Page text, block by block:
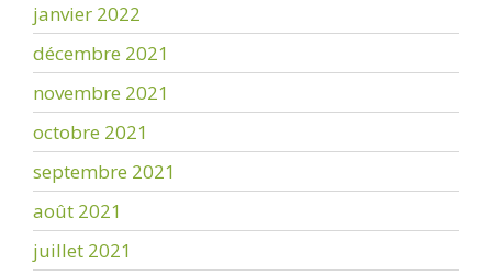
janvier 2022
décembre 2021
novembre 2021
octobre 2021
septembre 2021
août 2021
juillet 2021